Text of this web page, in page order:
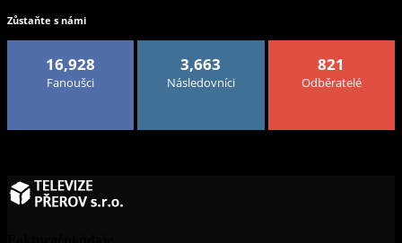
Zůstaňte s námi
16,928
Fanoušci
3,663
Následovníci
821
Odběratelé